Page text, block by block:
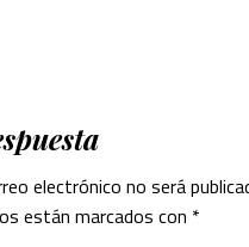
electrónico no será
están marcados con *